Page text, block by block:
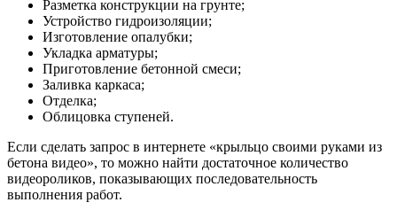
Разметка конструкции на грунте;
Устройство гидроизоляции;
Изготовление опалубки;
Укладка арматуры;
Приготовление бетонной смеси;
Заливка каркаса;
Отделка;
Облицовка ступеней.
Если сделать запрос в интернете «крыльцо своими руками из
бетона видео», то можно найти достаточное количество
видеороликов, показывающих последовательность
выполнения работ.